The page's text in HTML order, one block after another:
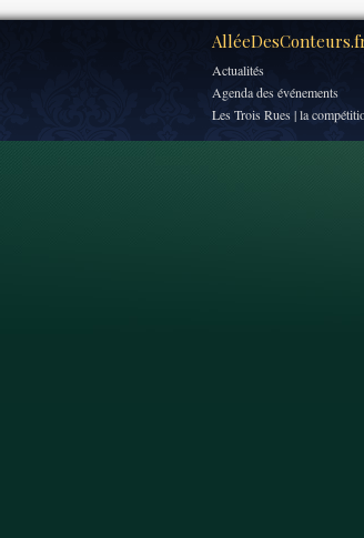
Actualités
Agenda des événements
Les Trois Rues | la